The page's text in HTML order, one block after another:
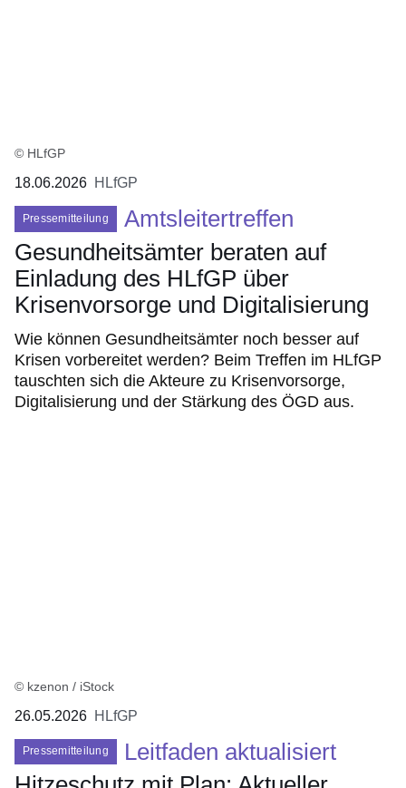
© HLfGP
18.06.2026 HLfGP
Pressemitteilung
Amtsleitertreffen
Gesundheitsämter beraten auf
Einladung des HLfGP über
Krisenvorsorge und Digitalisierung
Wie können Gesundheitsämter noch besser auf
Krisen vorbereitet werden? Beim Treffen im HLfGP
tauschten sich die Akteure zu Krisenvorsorge,
Digitalisierung und der Stärkung des ÖGD aus.
© kzenon / iStock
26.05.2026 HLfGP
Pressemitteilung
Leitfaden aktualisiert